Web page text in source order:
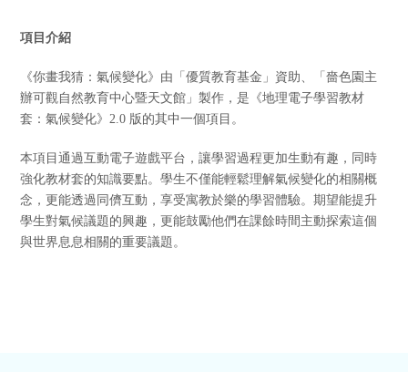
項目介紹
《你畫我猜：氣候變化》由「優質教育基金」資助、「嗇色園主
辦可觀自然教育中心暨天文館」製作，是《地理電子學習教材
套：氣候變化》2.0 版的其中一個項目。
本項目通過互動電子遊戲平台，讓學習過程更加生動有趣，同時
強化教材套的知識要點。學生不僅能輕鬆理解氣候變化的相關概
念，更能透過同儕互動，享受寓教於樂的學習體驗。期望能提升
學生對氣候議題的興趣，更能鼓勵他們在課餘時間主動探索這個
與世界息息相關的重要議題。